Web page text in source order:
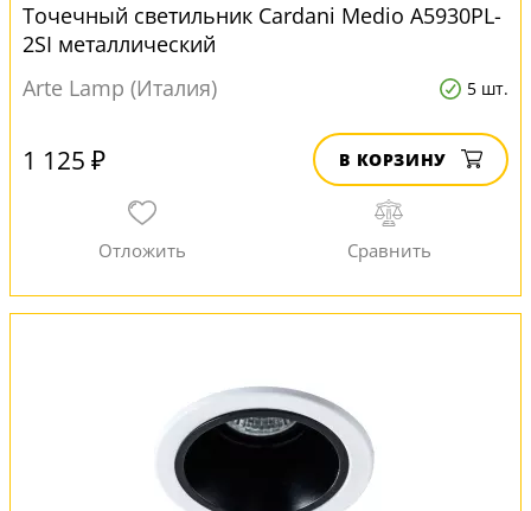
Точечный светильник Cardani Medio A5930PL-
2SI металлический
Arte Lamp (Италия)
5 шт.
1 125 ₽ В КОРЗИНУ